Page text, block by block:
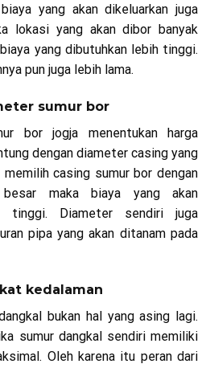
yang akan dikeluarkan juga
lokasi yang akan dibor banyak
yang dibutuhkan lebih tinggi.
pun juga lebih lama.
sumur bor
bor jogja menentukan harga
dengan diameter casing yang
casing sumur bor dengan
maka biaya yang akan
tinggi. Diameter sendiri juga
pipa yang akan ditanam pada
kedalaman
bukan hal yang asing lagi.
sumur dangkal sendiri memiliki
Oleh karena itu peran dari